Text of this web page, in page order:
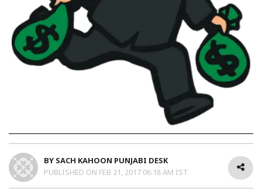
BY SACH KAHOON PUNJABI DESK
PUBLISHED ON FEB 21, 2017 06:18 AM IST